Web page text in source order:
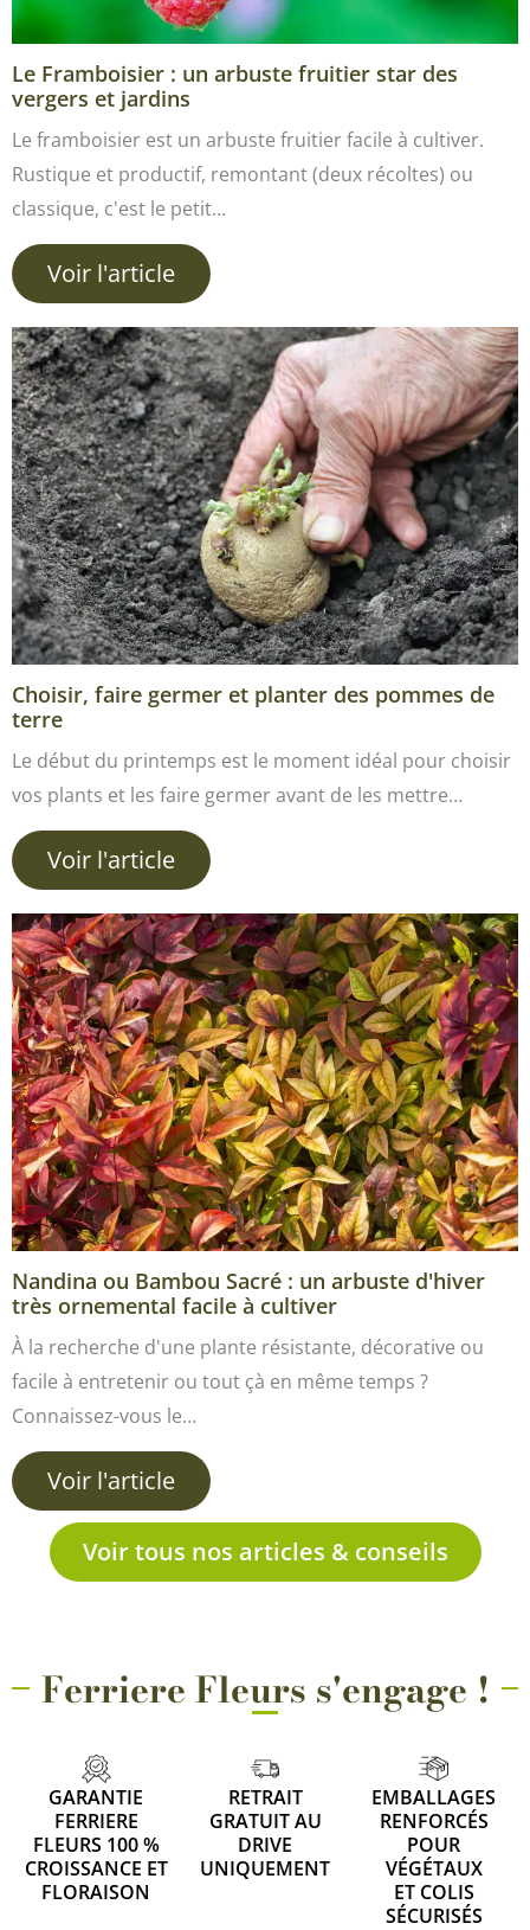
Le Framboisier : un arbuste fruitier star des
vergers et jardins
Le framboisier est un arbuste fruitier facile à cultiver.
Rustique et productif, remontant (deux récoltes) ou
classique, c'est le petit…
Voir l'article
Choisir, faire germer et planter des pommes de
terre
Le début du printemps est le moment idéal pour choisir
vos plants et les faire germer avant de les mettre…
Voir l'article
Nandina ou Bambou Sacré : un arbuste d'hiver
très ornemental facile à cultiver
À la recherche d'une plante résistante, décorative ou
facile à entretenir ou tout çà en même temps ?
Connaissez-vous le…
Voir l'article
Voir tous nos articles & conseils
Ferriere Fleurs s'engage !
GARANTIE
FERRIERE
FLEURS 100 %
CROISSANCE ET
FLORAISON
RETRAIT
GRATUIT AU
DRIVE
UNIQUEMENT
EMBALLAGES
RENFORCÉS
POUR
VÉGÉTAUX
ET COLIS
SÉCURISÉS